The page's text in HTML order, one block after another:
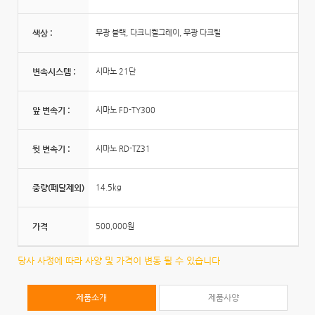
색상 : 무광 블랙, 다크니켈그레이, 무광 다크틸
변속시스템 : 시마노 21단
앞 변속기 : 시마노 FD-TY300
뒷 변속기 : 시마노 RD-TZ31
중량(페달제외)
:
14.5kg
가격 500,000원
당사 사정에 따라 사양 및 가격이 변동 될 수 있습니다
제품소개 제품사양